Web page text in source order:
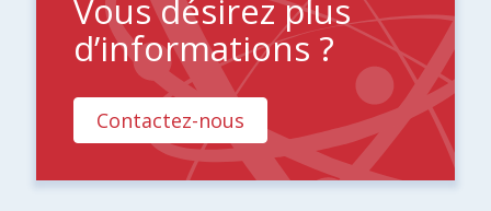
Vous désirez plus
d’informations ?
Contactez-nous